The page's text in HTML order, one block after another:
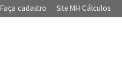
Faça cadastro Site MH Cálculos